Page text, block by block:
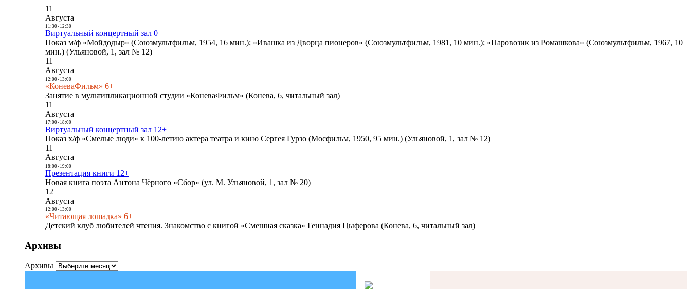
11
Августа
11:30- 12:30
Виртуальный концертный зал 0+
Показ м/ф «Мойдодыр» (Союзмультфильм, 1954, 16 мин.); «Ивашка из Дворца пионеров» (Союзмультфильм, 1981, 10 мин.); «Паровозик из Ромашкова» (Союзмультфильм, 1967, 10
мин.) (Ульяновой, 1, зал № 12)
11
Августа
12:00- 13:00
«КоневаФильм» 6+
Занятие в мультипликационной студии «КоневаФильм» (Конева, 6, читальный зал)
11
Августа
17:00- 18:00
Виртуальный концертный зал 12+
Показ х/ф «Смелые люди» к 100-летию актера театра и кино Сергея Гурзо (Мосфильм, 1950, 95 мин.) (Ульяновой, 1, зал № 12)
11
Августа
18:00- 19:00
Презентация книги 12+
Новая книга поэта Антона Чёрного «Сбор» (ул. М. Ульяновой, 1, зал № 20)
12
Августа
12:00- 13:00
«Читающая лошадка» 6+
Детский клуб любителей чтения. Знакомство с книгой «Смешная сказка» Геннадия Цыферова (Конева, 6, читальный зал)
Архивы
Архивы